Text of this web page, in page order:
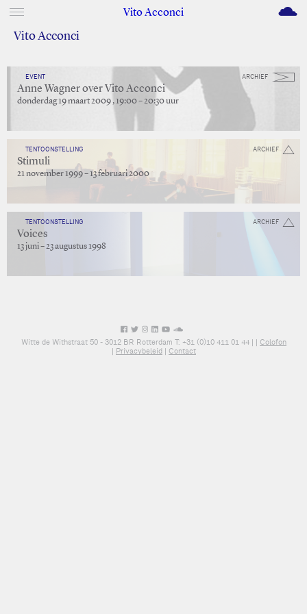
Vito Acconci M
Vito Acconci
ARCHIEF
EVENT
Anne Wagner over Vito Acconci
donderdag 19 maart 2009 , 19:00 – 20:30 uur
ARCHIEF
TENTOONSTELLING
Stimuli
21 november 1999 – 13 februari 2000
ARCHIEF
TENTOONSTELLING
Voices
13 juni – 23 augustus 1998
Witte de Withstraat 50 - 3012 BR Rotterdam T: +31 (0)10 411 01 44 | | Colofon
| Privacybeleid| Contact